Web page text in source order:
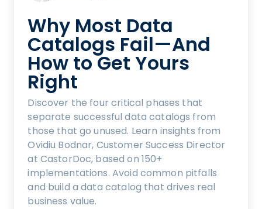
Why Most Data
Catalogs Fail—And
How to Get Yours
Right
Discover the four critical phases that
separate successful data catalogs from
those that go unused. Learn insights from
Ovidiu Bodnar, Customer Success Director
at CastorDoc, based on 150+
implementations. Avoid common pitfalls
and build a data catalog that drives real
business value.